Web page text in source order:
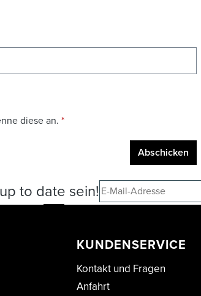
LADEN
diese an. *
Abschicken
to date sein!
KUNDENSERVICE
Kontakt und Fragen
Anfahrt